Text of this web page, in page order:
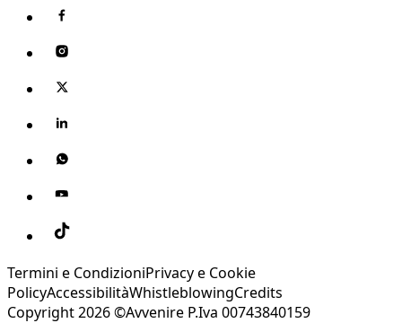
Termini e CondizioniPrivacy e Cookie
PolicyAccessibilitàWhistleblowingCredits
Copyright 2026 ©Avvenire P.Iva 00743840159